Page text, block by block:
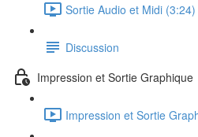
Sortie Audio et Midi (3:24)
Discussion
Impression et Sortie Graphique
Impression et Sortie